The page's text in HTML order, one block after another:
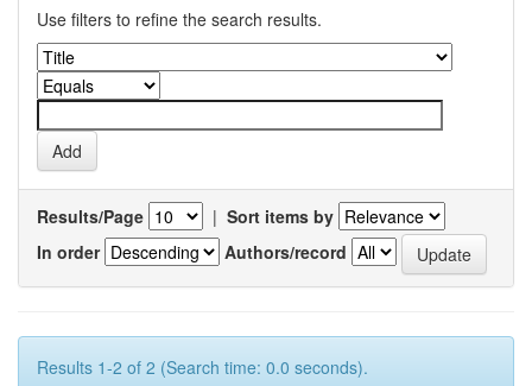
Use filters to refine the search results.
Results/Page | Sort items by
In order
Authors/record
Results 1-2 of 2 (Search time: 0.0 seconds).